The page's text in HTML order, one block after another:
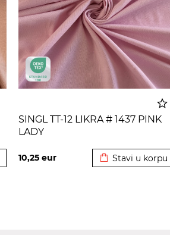
SINGL TT-12 LIKRA # 1437 PINK
LADY
10,25 eur Stavi u korpu